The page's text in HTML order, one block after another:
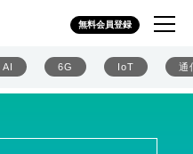
無料会員登録
AI 6G IoT 通